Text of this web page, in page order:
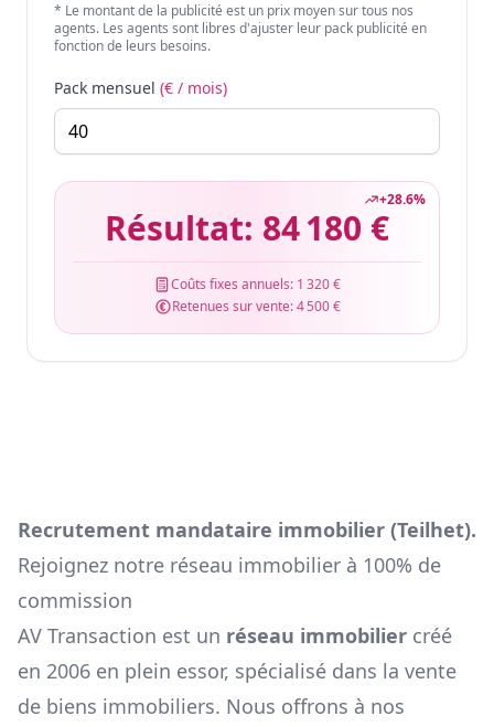
* Le montant de la publicité est un prix moyen sur tous nos
agents. Les agents sont libres d'ajuster leur pack publicité en
fonction de leurs besoins.
Pack mensuel (€ / mois)
+28.6%
Résultat: 84 180 €
Coûts fixes annuels: 1 320 €
Retenues sur vente:4 500 €
Recrutement mandataire immobilier (Teilhet).
Rejoignez notre réseau immobilier à 100% de
commission
AV Transaction est un réseau immobilier créé
en 2006 en plein essor, spécialisé dans la vente
de biens immobiliers. Nous offrons à nos